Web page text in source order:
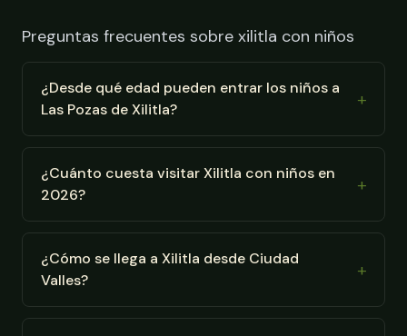
Preguntas frecuentes sobre xilitla con niños
¿Desde qué edad pueden entrar los niños a
Las Pozas de Xilitla?
¿Cuánto cuesta visitar Xilitla con niños en
2026?
¿Cómo se llega a Xilitla desde Ciudad
Valles?